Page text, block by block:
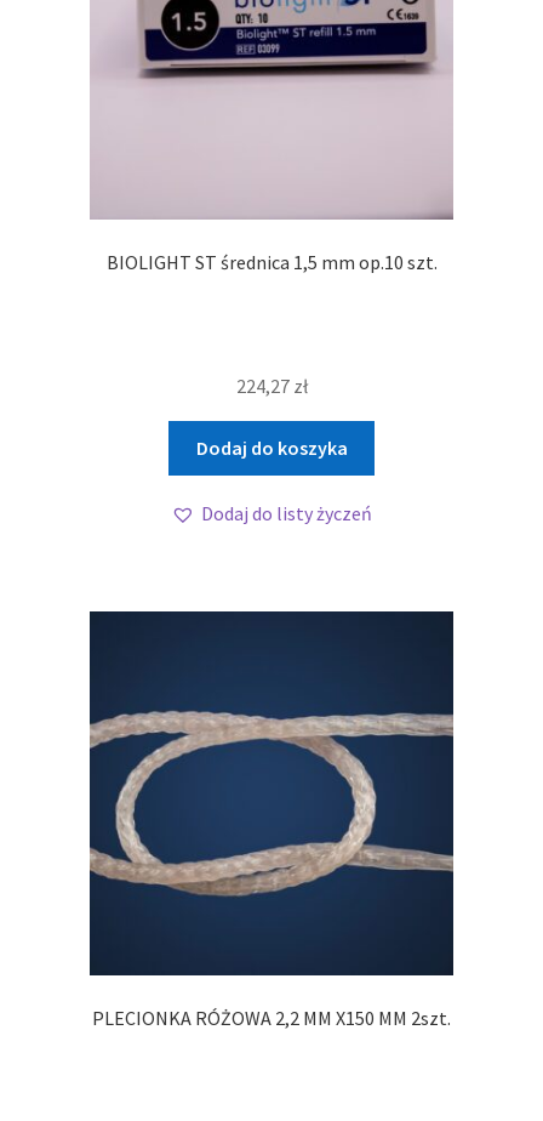
BIOLIGHT ST średnica 1,5 mm op.10 szt.
224,27 zł
Dodaj do koszyka
Dodaj do listy życzeń
PLECIONKA RÓŻOWA 2,2 MM X150 MM 2szt.